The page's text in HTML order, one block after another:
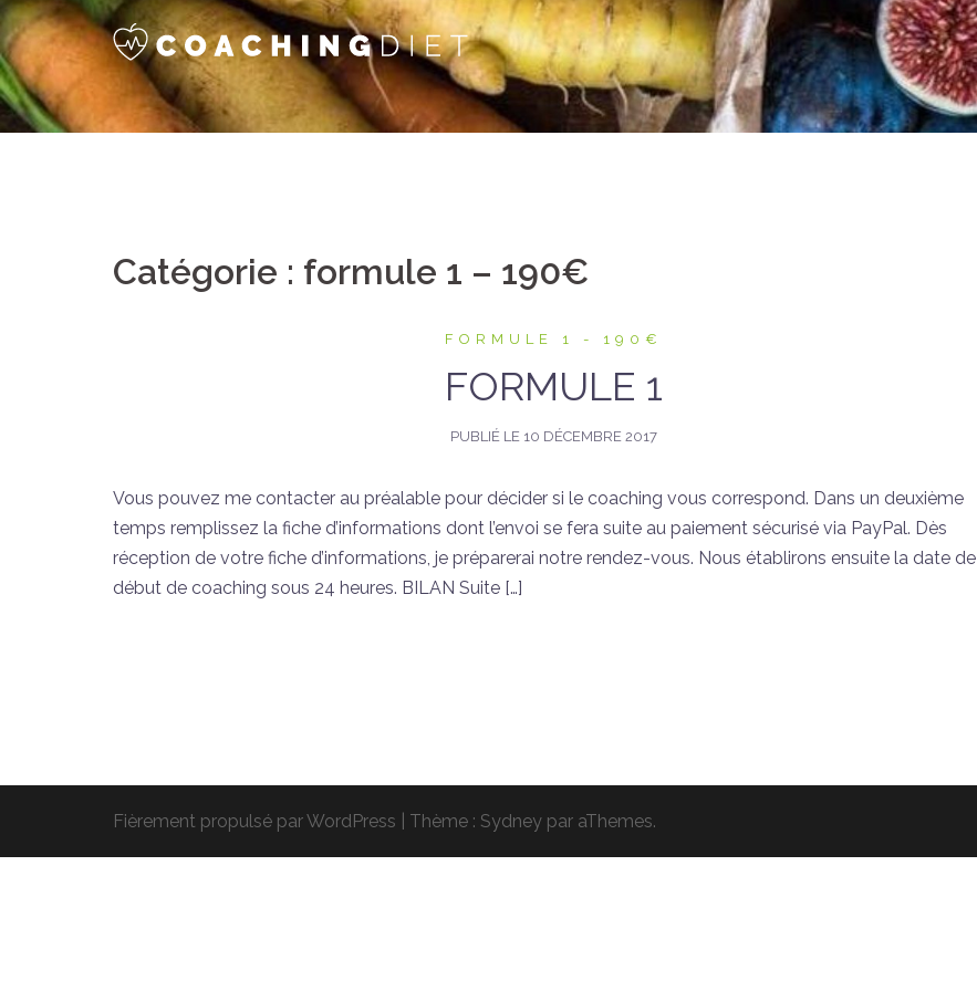
Aller
au
contenu
Catégorie : formule 1 – 190€
FORMULE 1 - 190€
FORMULE 1
PUBLIÉ LE 10 DÉCEMBRE 2017
Vous pouvez me contacter au préalable pour décider si le coaching vous correspond. Dans un deuxième
temps remplissez la fiche d’informations dont l’envoi se fera suite au paiement sécurisé via PayPal. Dès
réception de votre fiche d’informations, je préparerai notre rendez-vous. Nous établirons ensuite la date de
début de coaching sous 24 heures. BILAN Suite […]
Fièrement propulsé par WordPress Thème : Sydney par aThemes.